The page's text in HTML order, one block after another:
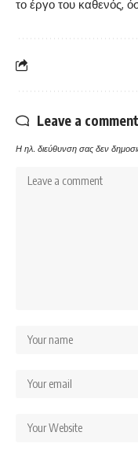
το έργο του καθενός,
Leave a comment
Η ηλ. διεύθυνση σας δεν